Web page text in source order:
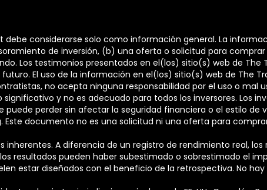
considerarse solo como información general. La
de inversión, (b) una oferta o solicitud para
Los testimonios presentados en el(los) sitio(s) web de The
El uso de la información en el(los) sitio(s) web de The
no acepta ninguna responsabilidad por el uso o mal
y no es adecuado para todos los inversores. Los
puede perder sin afectar la seguridad financiera o el estilo de
documento no es una solicitud ni una oferta para
A diferencia de un registro de rendimiento real,
resultados pueden haber subestimado o sobrestimado el
estar diseñados con el beneficio de la retrospectiva. No